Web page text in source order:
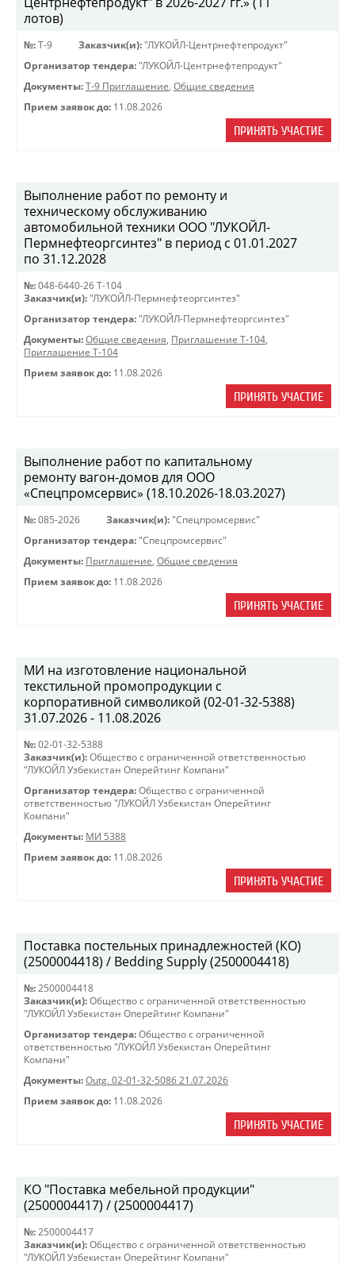
лотов)
№: Т-9 Заказчик(и): "ЛУКОЙЛ-Центрнефтепродукт"
Организатор тендера: "ЛУКОЙЛ-Центрнефтепродукт"
Документы: Т-9 Приглашение, Общие сведения
Прием заявок до: 11.08.2026
ПРИНЯТЬ УЧАСТИЕ
Выполнение работ по ремонту и
техническому обслуживанию
автомобильной техники ООО "ЛУКОЙЛ-
Пермнефтеоргсинтез" в период с 01.01.2027
по 31.12.2028
№: 048-6440-26 Т-104
Заказчик(и): "ЛУКОЙЛ-Пермнефтеоргсинтез"
Организатор тендера: "ЛУКОЙЛ-Пермнефтеоргсинтез"
Документы: Общие сведения, Приглашение Т-104,
Приглашение Т-104
Прием заявок до: 11.08.2026
ПРИНЯТЬ УЧАСТИЕ
Выполнение работ по капитальному
ремонту вагон-домов для ООО
«Спецпромсервис» (18.10.2026-18.03.2027)
№: 085-2026 Заказчик(и): "Спецпромсервис"
Организатор тендера: "Спецпромсервис"
Документы: Приглашение, Общие сведения
Прием заявок до: 11.08.2026
ПРИНЯТЬ УЧАСТИЕ
МИ на изготовление национальной
текстильной промопродукции с
корпоративной символикой (02-01-32-5388)
31.07.2026 - 11.08.2026
№: 02-01-32-5388
Заказчик(и): Общество с ограниченной ответственностью
"ЛУКОЙЛ Узбекистан Оперейтинг Компани"
Организатор тендера: Общество с ограниченной
ответственностью "ЛУКОЙЛ Узбекистан Оперейтинг
Компани"
Документы: МИ 5388
Прием заявок до: 11.08.2026
ПРИНЯТЬ УЧАСТИЕ
Поставка постельных принадлежностей (КО)
(2500004418) / Bedding Supply (2500004418)
№: 2500004418
Заказчик(и): Общество с ограниченной ответственностью
"ЛУКОЙЛ Узбекистан Оперейтинг Компани"
Организатор тендера: Общество с ограниченной
ответственностью "ЛУКОЙЛ Узбекистан Оперейтинг
Компани"
Документы: Outg. 02-01-32-5086 21.07.2026
Прием заявок до: 11.08.2026
ПРИНЯТЬ УЧАСТИЕ
КО "Поставка мебельной продукции"
(2500004417) / (2500004417)
№: 2500004417
Заказчик(и): Общество с ограниченной ответственностью
"ЛУКОЙЛ Узбекистан Оперейтинг Компани"